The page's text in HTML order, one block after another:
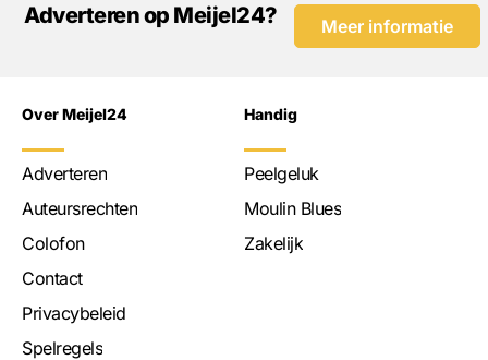
Adverteren op Meijel24? Meer informatie
Over Meijel24
Adverteren
Auteursrechten
Colofon
Contact
Privacybeleid
Spelregels
Handig
Peelgeluk
Moulin Blues
Zakelijk